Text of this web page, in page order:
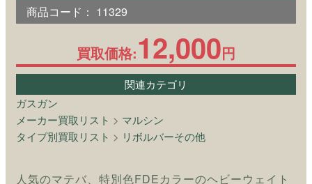
商品コード： 11329
買取価格:12,000円
関連カテゴリ
ガスガン
メーカー買取リスト > マルシン
タイプ別買取リスト > リボルバーその他
人気のマテバ、特別色FDEカラーのヘビーウェイト